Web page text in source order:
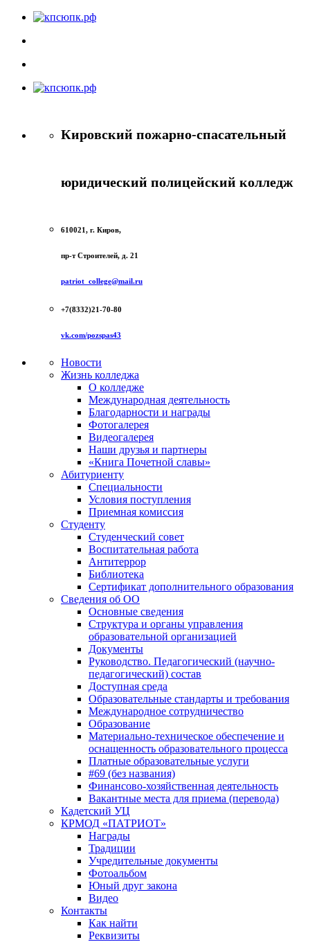
Кировский пожарно-спасательный
юридический полицейский колледж
610021, г. Киров,
пр-т Строителей, д. 21
patriot_college@mail.ru
+7(8332)21-70-80
vk.com/pozspas43
Новости
Жизнь колледжа
О колледже
Международная деятельность
Благодарности и награды
Фотогалерея
Видеогалерея
Наши друзья и партнеры
«Книга Почетной славы»
Абитуриенту
Специальности
Условия поступления
Приемная комиссия
Студенту
Студенческий совет
Воспитательная работа
Антитеррор
Библиотека
Сертификат дополнительного образования
Сведения об ОО
Основные сведения
Структура и органы управления
образовательной организацией
Документы
Руководство. Педагогический (научно-
педагогический) состав
Доступная среда
Образовательные стандарты и требования
Международное сотрудничество
Образование
Материально-техническое обеспечение и
оснащенность образовательного процесса
Платные образовательные услуги
#69 (без названия)
Финансово-хозяйственная деятельность
Вакантные места для приема (перевода)
Кадетский УЦ
КРМОД «ПАТРИОТ»
Награды
Традиции
Учредительные документы
Фотоальбом
Юный друг закона
Видео
Контакты
Как найти
Реквизиты